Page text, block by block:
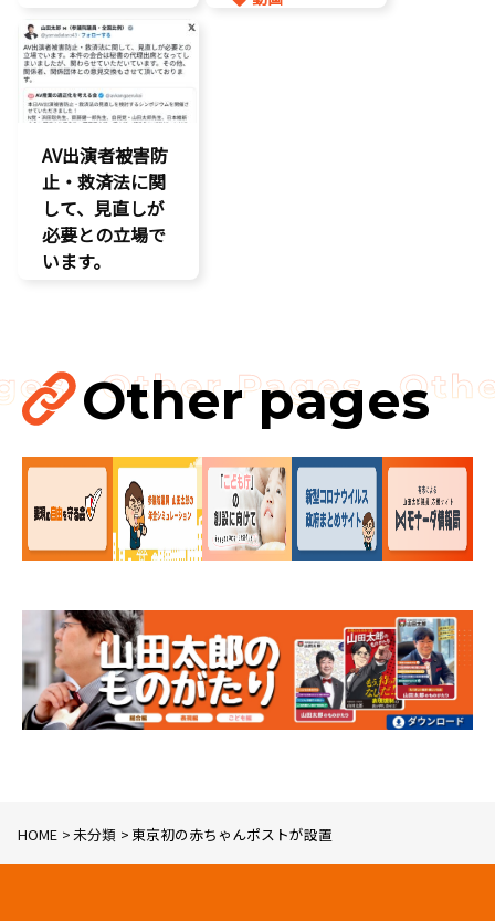
AV出演者被害防
止・救済法に関
して、見直しが
必要との立場で
います。
Other pages
HOME 未分類 東京初の赤ちゃんポストが設置